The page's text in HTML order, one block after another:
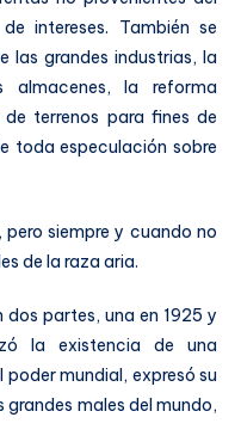
intereses. También se
las grandes industrias, la
almacenes, la reforma
terrenos para fines de
toda especulación sobre
siempre y cuando no
de la raza aria.
dos partes, una en 1925 y
la existencia de una
mundial, expresó su
males del mundo,